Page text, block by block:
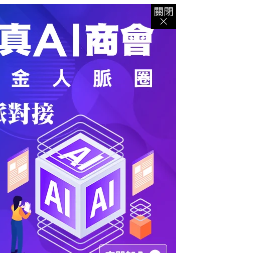
登入｜註冊｜會員中心 結帳
魔法弟子｜自資出版｜電子書 ｜客服中心｜ 智慧型立体會員
國際級品牌課程|優惠通知|霹靂英雄音樂精選|